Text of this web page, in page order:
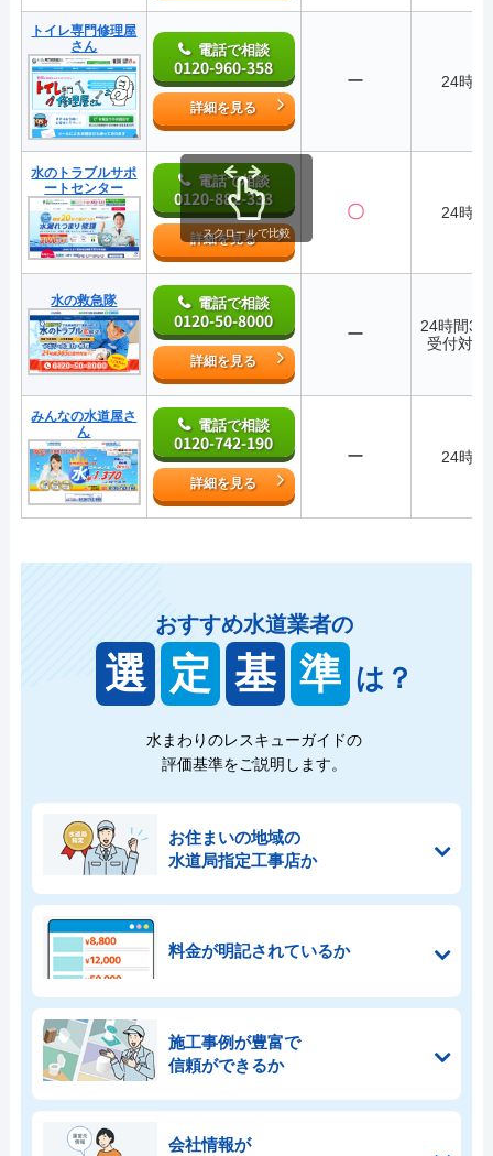
トイレ専門修理屋
さん
電話で相談
0120-960-358
詳細を見る
ー 24時間
水のトラブルサポ
ートセンター
電話で相談
0120-882-333
詳細を見る
〇 24時間
水の救急隊 電話で相談
0120-50-8000
詳細を見る
ー
24時間
受付対応
みんなの水道屋さ
ん
電話で相談
0120-742-190
詳細を見る
ー 24時間
スクロールで比較
おすすめ水道業者の
選 定 基 準 は？
水まわりのレスキューガイドの
評価基準をご説明します。
お住まいの地域の
水道局指定工事店か
料金が明記されているか
施工事例が豊富で
信頼ができるか
会社情報が